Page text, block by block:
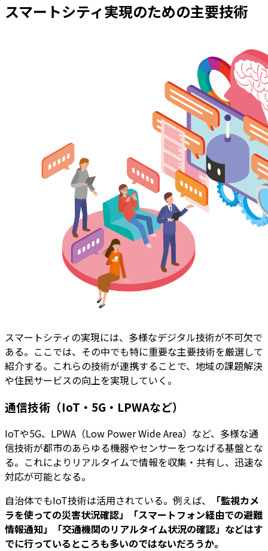
スマートシティ実現のための主要技術
スマートシティの実現には、多様なデジタル技術が不可欠で
ある。ここでは、その中でも特に重要な主要技術を厳選して
紹介する。これらの技術が連携することで、地域の課題解決
や住民サービスの向上を実現していく。
通信技術（IoT・5G・LPWAなど）
IoTや5G、LPWA（Low Power Wide Area）など、多様な通
信技術が都市のあらゆる機器やセンサーをつなげる基盤とな
る。これによりリアルタイムで情報を収集・共有し、迅速な
対応が可能となる。
自治体でもIoT技術は活用されている。例えば、
「監視カメ
ラを使っての災害状況確認」「スマートフォン経由での避難
情報通知」「交通機関のリアルタイム状況の確認」などはす
でに行っているところも多いのではないだろうか。